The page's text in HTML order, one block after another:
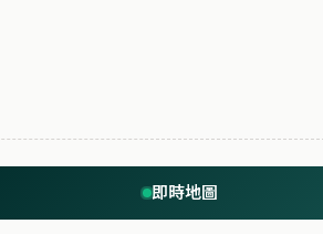
即時地圖